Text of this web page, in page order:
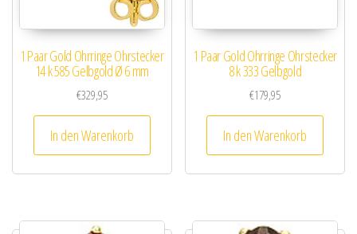
1 Paar Gold Ohrringe Ohrstecker
14 k 585 Gelbgold Ø 6 mm
€329,95
In den Warenkorb
1 Paar Gold Ohrringe Ohrstecker
8 k 333 Gelbgold
€179,95
In den Warenkorb